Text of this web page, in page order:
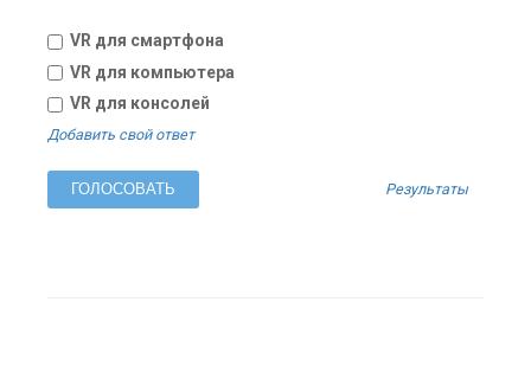
VR для смартфона
VR для компьютера
VR для консолей
Добавить свой ответ
Результаты